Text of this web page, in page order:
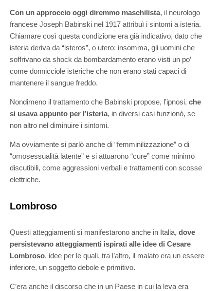
Con un approccio oggi diremmo maschilista, il neurologo
francese Joseph Babinski nel 1917 attribuì i sintomi a isteria.
Chiamare così questa condizione era già indicativo, dato che
isteria deriva da “isteros”, o utero: insomma, gli uomini che
soffrivano da shock da bombardamento erano visti un po’
come donnicciole isteriche che non erano stati capaci di
mantenere il sangue freddo.
Nondimeno il trattamento che Babinski propose, l’ipnosi, che
si usava appunto per l’isteria, in diversi casi funzionò, se
non altro nel diminuire i sintomi.
Ma ovviamente si parlò anche di “femminilizzazione” o di
“omosessualità latente” e si attuarono “cure” come minimo
discutibili, come aggressioni verbali e trattamenti con scosse
elettriche.
Lombroso
Questi atteggiamenti si manifestarono anche in Italia, dove
persistevano atteggiamenti ispirati alle idee di Cesare
Lombroso, idee per le quali, tra l’altro, il malato era un essere
inferiore, un soggetto debole e primitivo.
C’era anche il discorso che in un Paese in cui la leva era